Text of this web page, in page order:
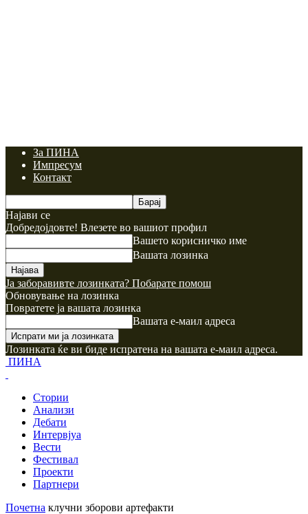
За ПИНА
Импресум
Контакт
Најави се
Добредојдовте! Влезете во вашиот профил
Вашето корисничко име
Вашата лозинка
Ја заборавивте лозинката? Побарате помош
Обновување на лозинка
Повратете ја вашата лозинка
Вашата е-маил адреса
Лозинката ќе ви биде испратена на вашата е-маил адреса.
ПИНА
Стории
Анализи
Дебати
Интервјуа
Вести
Фестивал
Проекти
Партнери
Почетна клучни зборови артефакти